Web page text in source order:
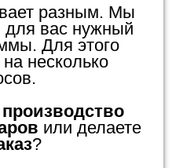
разным. Мы
вас нужный
Для этого
на несколько
или делаете
?